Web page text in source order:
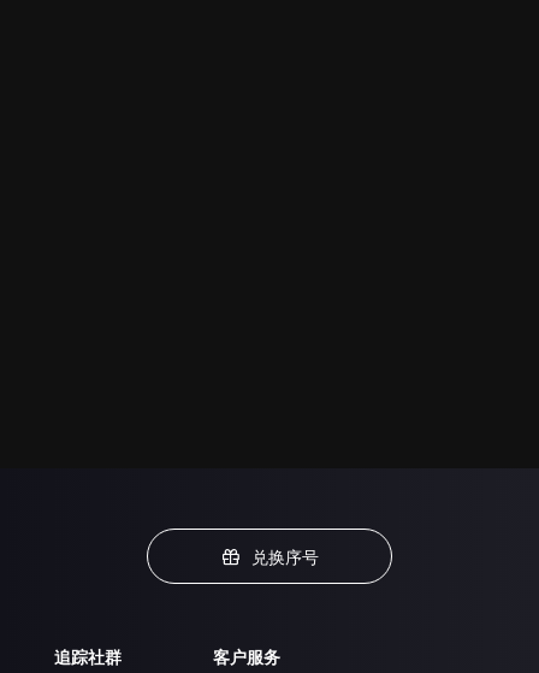
兑换序号
追踪社群 客户服务